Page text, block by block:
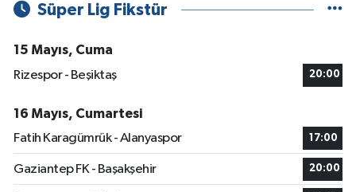
Süper Lig Fikstür
15 Mayıs, Cuma
Rizespor - Beşiktaş
20:00
16 Mayıs, Cumartesi
Fatih Karagümrük - Alanyaspor
17:00
Gaziantep FK - Başakşehir 20:00